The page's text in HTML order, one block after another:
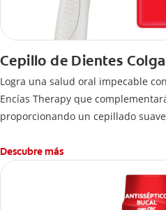
Cepillo de Dientes
Logra una salud oral impecable
Encías Therapy que
proporcionando un cepillado
Descubre más